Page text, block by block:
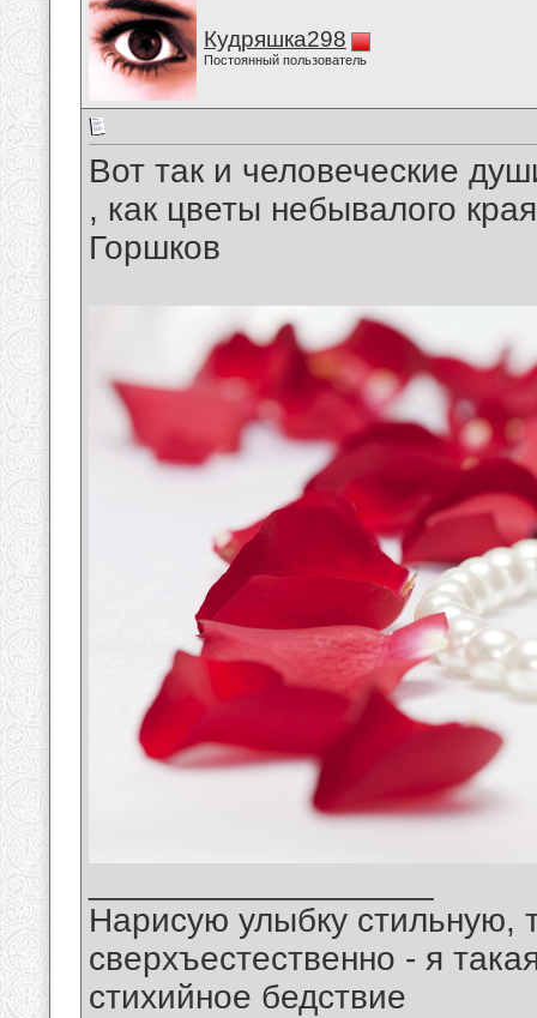
Кудряшка298
Постоянный пользователь
Вот так и человеческие
, как цветы небывалого
Горшков
Нарисую улыбку стильную,
сверхъестественно - я
стихийное бедствие